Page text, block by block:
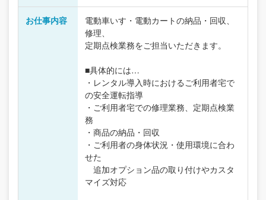
お仕事内容
電動車いす・電動カートの納品・回収、
修理、
定期点検業務をご担当いただきます。
■具体的には…
・レンタル導入時におけるご利用者宅で
の安全運転指導
・ご利用者宅での修理業務、定期点検業
務
・商品の納品・回収
・ご利用者の身体状況・使用環境に合わ
せた
追加オプション品の取り付けやカスタ
マイズ対応